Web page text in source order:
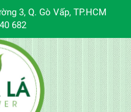
3, Q. Gò Vấp, TP.HCM
682